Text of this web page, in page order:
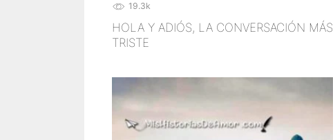
19.3k
HOLA Y ADIÓS, LA CONVERSACIÓN MÁS
TRISTE